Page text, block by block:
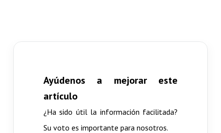
Ayúdenos a mejorar este
artículo
¿Ha sido útil la información facilitada?
Su voto es importante para nosotros.